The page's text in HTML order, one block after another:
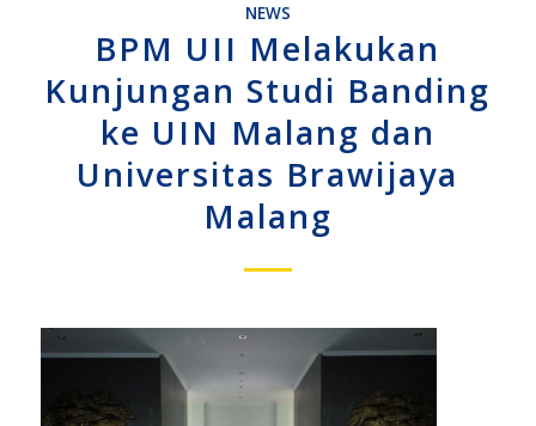
NEWS
BPM UII Melakukan
Kunjungan Studi Banding
ke UIN Malang dan
Universitas Brawijaya
Malang